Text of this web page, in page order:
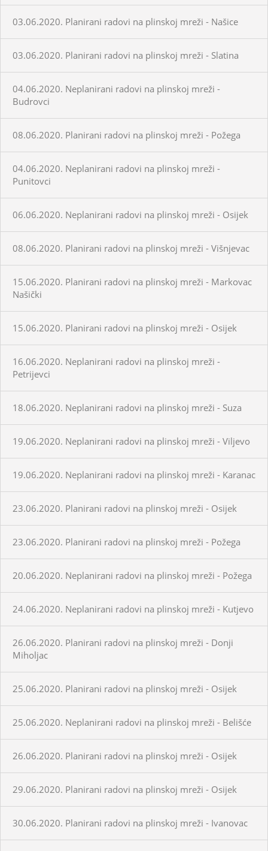
03.06.2020. Planirani radovi na plinskoj mreži - Našice
03.06.2020. Planirani radovi na plinskoj mreži - Slatina
04.06.2020. Neplanirani radovi na plinskoj mreži -
Budrovci
08.06.2020. Planirani radovi na plinskoj mreži - Požega
04.06.2020. Neplanirani radovi na plinskoj mreži -
Punitovci
06.06.2020. Neplanirani radovi na plinskoj mreži - Osijek
08.06.2020. Planirani radovi na plinskoj mreži - Višnjevac
15.06.2020. Planirani radovi na plinskoj mreži - Markovac
Našički
15.06.2020. Planirani radovi na plinskoj mreži - Osijek
16.06.2020. Neplanirani radovi na plinskoj mreži -
Petrijevci
18.06.2020. Neplanirani radovi na plinskoj mreži - Suza
19.06.2020. Neplanirani radovi na plinskoj mreži - Viljevo
19.06.2020. Neplanirani radovi na plinskoj mreži - Karanac
23.06.2020. Planirani radovi na plinskoj mreži - Osijek
23.06.2020. Planirani radovi na plinskoj mreži - Požega
20.06.2020. Neplanirani radovi na plinskoj mreži - Požega
24.06.2020. Neplanirani radovi na plinskoj mreži - Kutjevo
26.06.2020. Planirani radovi na plinskoj mreži - Donji
Miholjac
25.06.2020. Planirani radovi na plinskoj mreži - Osijek
25.06.2020. Neplanirani radovi na plinskoj mreži - Belišće
26.06.2020. Planirani radovi na plinskoj mreži - Osijek
29.06.2020. Planirani radovi na plinskoj mreži - Osijek
30.06.2020. Planirani radovi na plinskoj mreži - Ivanovac